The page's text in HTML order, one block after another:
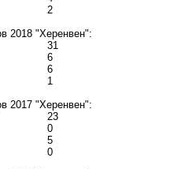
2
2018 "Херенвен":
31
6
6
1
2017 "Херенвен":
23
0
5
0